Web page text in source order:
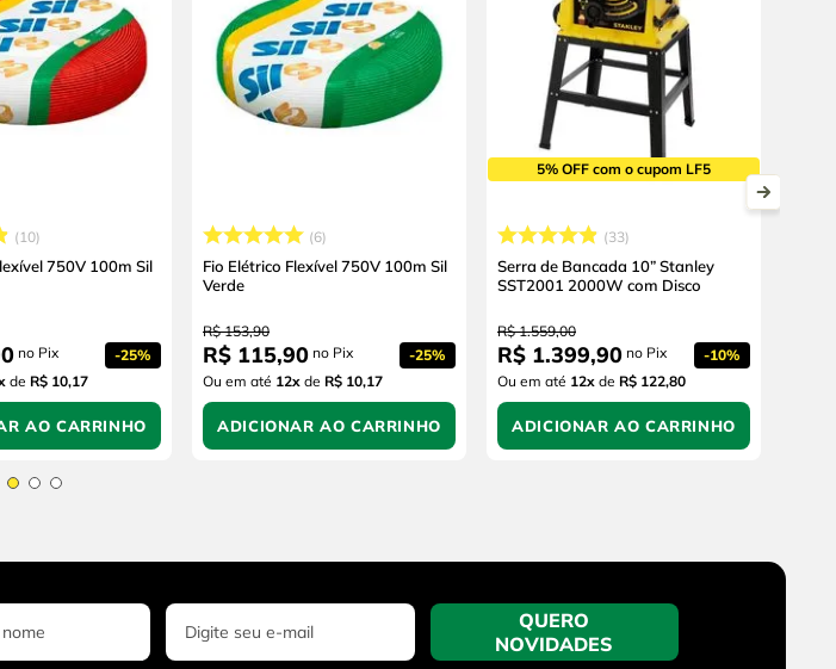
10
750V 100m Sil
no Pix -25%
de R$ 10,17
AO CARRINHO
6
Fio Elétrico Flexível 750V 100m Sil
Verde
R$ 153,90
R$ 115,90 no Pix -25%
Ou em até 12x de R$ 10,17
ADICIONAR AO CARRINHO
5% OFF com o cupom LF5
33
Serra de Bancada 10” Stanley
SST2001 2000W com Disco
R$ 1.559,00
R$ 1.399,90 no Pix -10%
Ou em até 12x de R$ 122,80
ADICIONAR AO CARRINHO
QUERO
NOVIDADES